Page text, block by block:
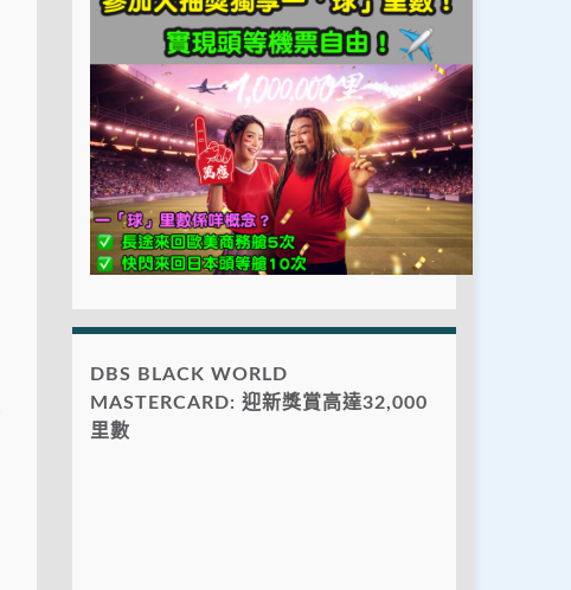
DBS BLACK WORLD
MASTERCARD: 迎新獎賞高達32,000
里數